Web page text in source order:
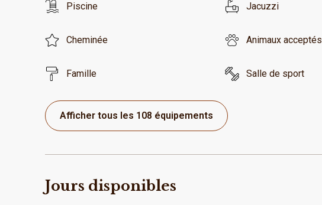
Piscine Jacuzzi
Cheminée Animaux acceptés
Famille Salle de sport
Afficher tous les 108 équipements
Jours disponibles